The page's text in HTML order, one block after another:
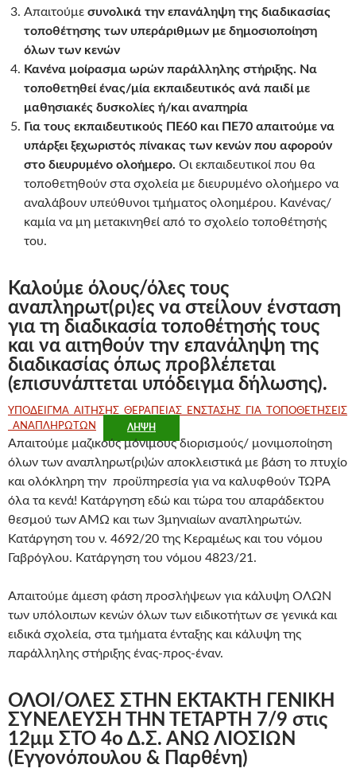
Απαιτούμε συνολικά την επανάληψη της διαδικασίας
τοποθέτησης των υπεράριθμων με δημοσιοποίηση
όλων των κενών
Κανένα μοίρασμα ωρών παράλληλης στήριξης. Να
τοποθετηθεί ένας/μία εκπαιδευτικός ανά παιδί με
μαθησιακές δυσκολίες ή/και αναπηρία
Για τους εκπαιδευτικούς ΠΕ60 και ΠΕ70 απαιτούμε να
υπάρξει ξεχωριστός πίνακας των κενών που αφορούν
στο διευρυμένο ολοήμερο. Οι εκπαιδευτικοί που θα
τοποθετηθούν στα σχολεία με διευρυμένο ολοήμερο να
αναλάβουν υπεύθυνοι τμήματος ολοημέρου. Κανένας/
καμία να μη μετακινηθεί από το σχολείο τοποθέτησής
του.
Καλούμε όλους/όλες τους
αναπληρωτ(ρι)ες να στείλουν ένσταση
για τη διαδικασία τοποθέτησής τους
και να αιτηθούν την επανάληψη της
διαδικασίας όπως προβλέπεται
(επισυνάπτεται υπόδειγμα δήλωσης).
ΥΠΟΔΕΙΓΜΑ_ΑΙΤΗΣΗΣ_ΘΕΡΑΠΕΙΑΣ_ΕΝΣΤΑΣΗΣ_ΓΙΑ_ΤΟΠΟΘΕΤΗΣΕΙΣ
_ΑΝΑΠΛΗΡΩΤΩΝ
ΛΉΨΗ
Απαιτούμε μαζικούς μόνιμους διορισμούς/ μονιμοποίηση
όλων των αναπληρωτ(ρι)ών αποκλειστικά με βάση το πτυχίο
και ολόκληρη την προϋπηρεσία για να καλυφθούν ΤΩΡΑ
όλα τα κενά! Κατάργηση εδώ και τώρα του απαράδεκτου
θεσμού των ΑΜΩ και των 3μηνιαίων αναπληρωτών.
Κατάργηση του ν. 4692/20 της Κεραμέως και του νόμου
Γαβρόγλου. Κατάργηση του νόμου 4823/21.
Απαιτούμε άμεση φάση προσλήψεων για κάλυψη ΟΛΩΝ
των υπόλοιπων κενών όλων των ειδικοτήτων σε γενικά και
ειδικά σχολεία, στα τμήματα ένταξης και κάλυψη της
παράλληλης στήριξης ένας-προς-έναν.
ΟΛΟΙ/ΟΛΕΣ ΣΤΗΝ ΕΚΤΑΚΤΗ ΓΕΝΙΚΗ
ΣΥΝΕΛΕΥΣΗ ΤΗΝ ΤΕΤΑΡΤΗ 7/9 στις
12μμ ΣΤΟ 4ο Δ.Σ. ΑΝΩ ΛΙΟΣΙΩΝ
(Εγγονόπουλου & Παρθένη)